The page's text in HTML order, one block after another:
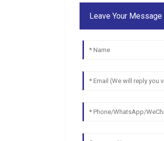
Leave Your Message